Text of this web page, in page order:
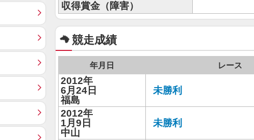
収得賞金（障害）
競走成績
年月日 レース
2012年
6月24日
福島
未勝利
2012年
1月9日
中山
未勝利